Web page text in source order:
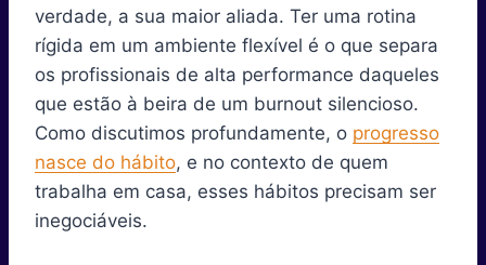
verdade, a sua maior aliada. Ter uma rotina
rígida em um ambiente flexível é o que separa
os profissionais de alta performance daqueles
que estão à beira de um burnout silencioso.
Como discutimos profundamente, o progresso
nasce do hábito, e no contexto de quem
trabalha em casa, esses hábitos precisam ser
inegociáveis.